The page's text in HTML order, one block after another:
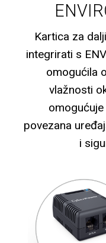
Kartica za
integrirati s
omogućila
vlažnosti
povezana
i